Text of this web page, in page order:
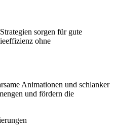
sorgen für gute
ohne
Animationen und schlanker
und fördern die